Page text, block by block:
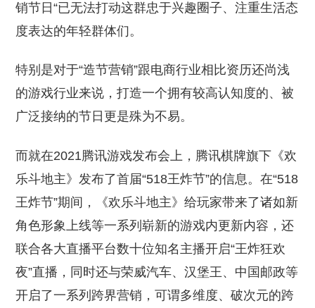
销节日“已无法打动这群忠于兴趣圈子、注重生活态
度表达的年轻群体们。
特别是对于“造节营销”跟电商行业相比资历还尚浅
的游戏行业来说，打造一个拥有较高认知度的、被
广泛接纳的节日更是殊为不易。
而就在2021腾讯游戏发布会上，腾讯棋牌旗下《欢
乐斗地主》发布了首届“518王炸节”的信息。在“518
王炸节”期间，《欢乐斗地主》给玩家带来了诸如新
角色形象上线等一系列崭新的游戏内更新内容，还
联合各大直播平台数十位知名主播开启“王炸狂欢
夜”直播，同时还与荣威汽车、汉堡王、中国邮政等
开启了一系列跨界营销，可谓多维度、破次元的跨